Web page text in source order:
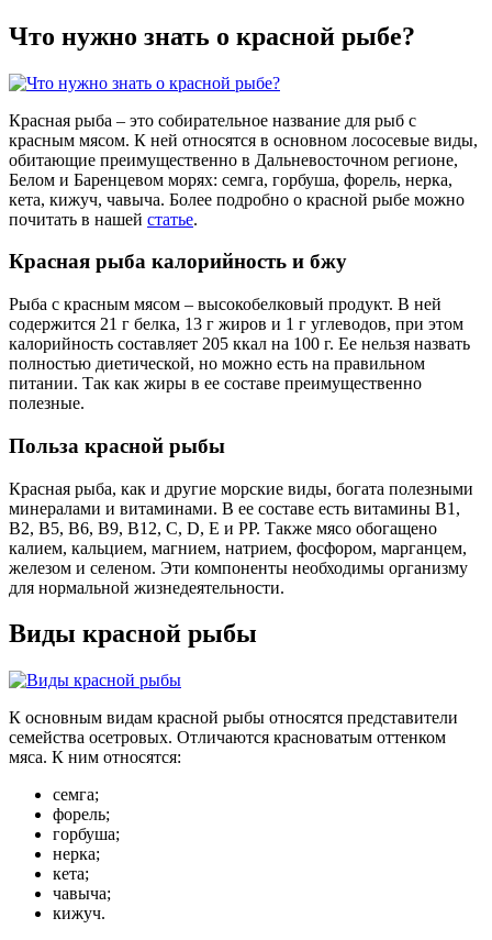
Что нужно знать о красной рыбе?
Красная рыба – это собирательное название для рыб с
красным мясом. К ней относятся в основном лососевые виды,
обитающие преимущественно в Дальневосточном регионе,
Белом и Баренцевом морях: семга, горбуша, форель, нерка,
кета, кижуч, чавыча. Более подробно о красной рыбе можно
почитать в нашей статье.
Красная рыба калорийность и бжу
Рыба с красным мясом – высокобелковый продукт. В ней
содержится 21 г белка, 13 г жиров и 1 г углеводов, при этом
калорийность составляет 205 ккал на 100 г. Ее нельзя назвать
полностью диетической, но можно есть на правильном
питании. Так как жиры в ее составе преимущественно
полезные.
Польза красной рыбы
Красная рыба, как и другие морские виды, богата полезными
минералами и витаминами. В ее составе есть витамины В1,
В2, В5, В6, В9, В12, С, D, Е и РР. Также мясо обогащено
калием, кальцием, магнием, натрием, фосфором, марганцем,
железом и селеном. Эти компоненты необходимы организму
для нормальной жизнедеятельности.
Виды красной рыбы
К основным видам красной рыбы относятся представители
семейства осетровых. Отличаются красноватым оттенком
мяса. К ним относятся:
семга;
форель;
горбуша;
нерка;
кета;
чавыча;
кижуч.